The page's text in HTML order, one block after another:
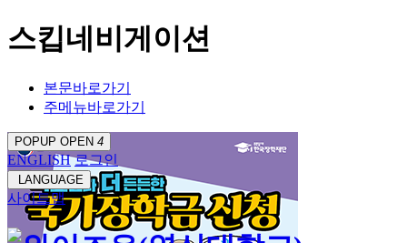
스킵네비게이션
본문바로가기
주메뉴바로가기
POPUP OPEN 4
ENGLISH 로그인
LANGUAGE
사이트맵